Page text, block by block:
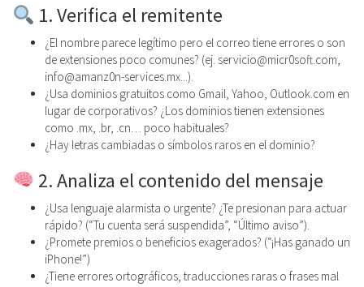
1. Verifica el remitente
¿El nombre parece legítimo pero el correo tiene errores o son
de extensiones poco comunes? (ej. servicio@micr0soft.com,
info@amanz0n-services.mx...).
¿Usa dominios gratuitos como Gmail, Yahoo, Outlook.com en
lugar de corporativos? ¿Los dominios tienen extensiones
como .mx, .br, .cn… poco habituales?
¿Hay letras cambiadas o símbolos raros en el dominio?
2. Analiza el contenido del mensaje
¿Usa lenguaje alarmista o urgente? ¿Te presionan para actuar
rápido? (“Tu cuenta será suspendida”, “Último aviso”).
¿Promete premios o beneficios exagerados? (“¡Has ganado un
iPhone!”)
¿Tiene errores ortográficos, traducciones raras o frases mal